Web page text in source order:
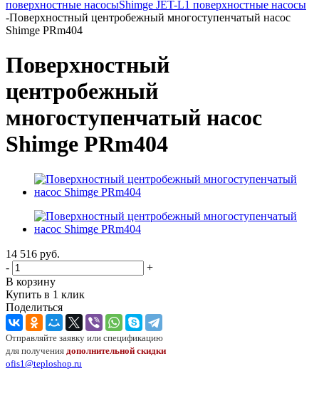
поверхностные насосыShimge JET-L1 поверхностные насосы
-Поверхностный центробежный многоступенчатый насос
Shimge PRm404
Поверхностный
центробежный
многоступенчатый насос
Shimge PRm404
14 516 руб.
-
+
В корзину
Купить в 1 клик
Поделиться
Отправляйте заявку или спецификацию
для получения дополнительной скидки
ofis1@teploshop.ru